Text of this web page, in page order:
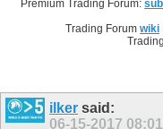
Premium Trading Forum:
Trading Forumwiki
Trading
ilker said:
06-15-2017